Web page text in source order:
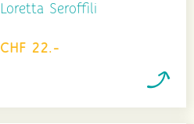
Loretta Seroffili
CHF 22.-